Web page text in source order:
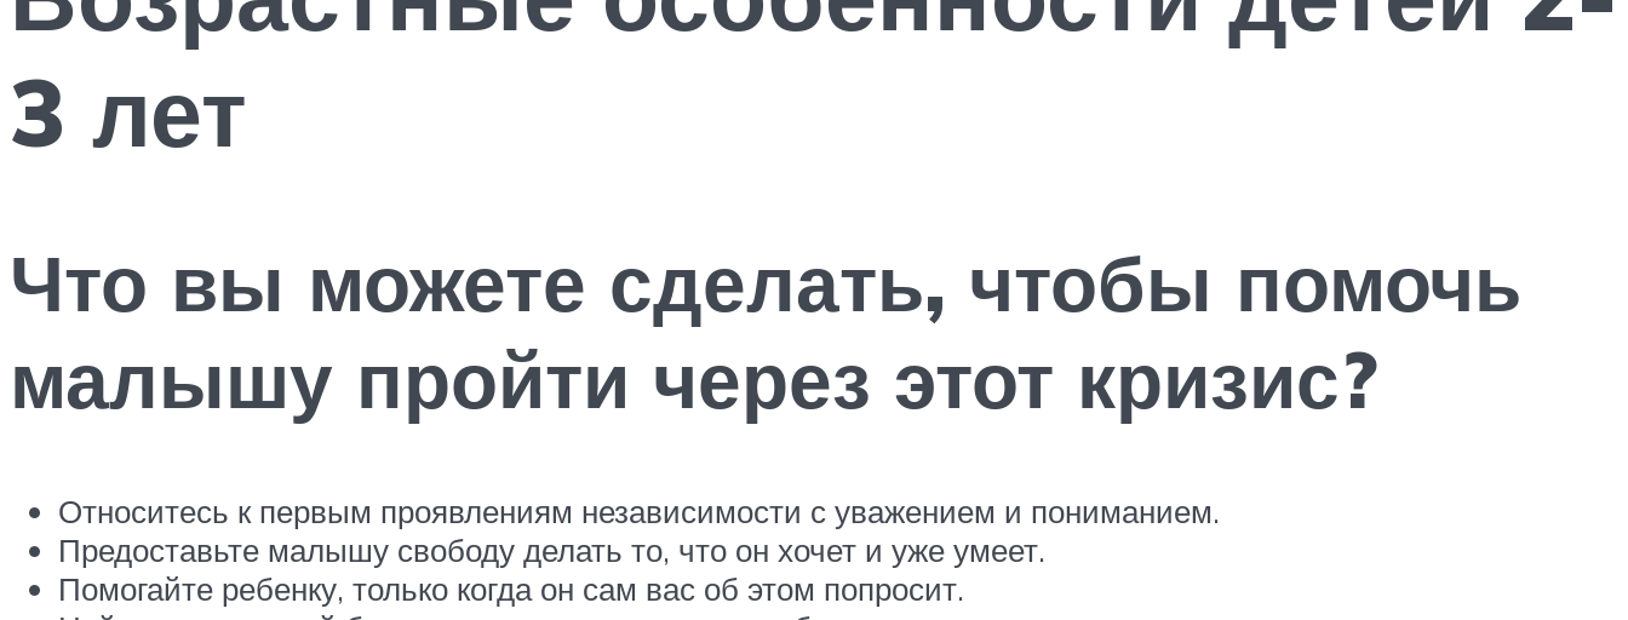
3 лет
Что вы можете сделать, чтобы помочь
малышу пройти через этот кризис?
Относитесь к первым проявлениям независимости с уважением и пониманием.
Предоставьте малышу свободу делать то, что он хочет и уже умеет.
Помогайте ребенку, только когда он сам вас об этом попросит.